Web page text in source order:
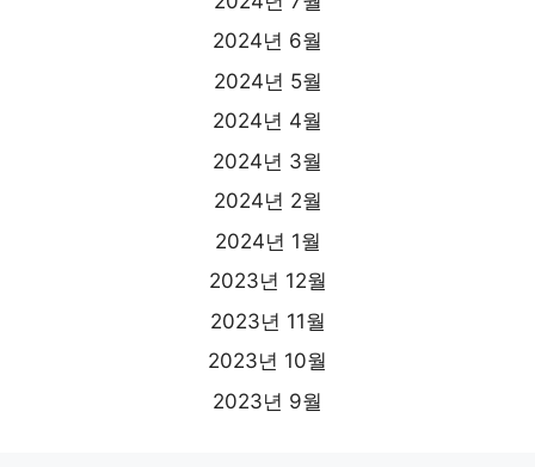
2024년 6월
2024년 5월
2024년 4월
2024년 3월
2024년 2월
2024년 1월
2023년 12월
2023년 11월
2023년 10월
2023년 9월